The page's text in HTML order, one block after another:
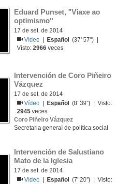
Eduard Punset, "Viaxe ao
optimismo"
17 de set. de 2014
Vídeo
Español
(37' 57'') |
Visto:2966 veces
Intervención de Coro Piñeiro
Vázquez
17 de set. de 2014
Vídeo
Español
(8' 39'') | Visto:
2945 veces
Coro Piñeiro Vázquez
Secretaria general de política social
Intervención de Salustiano
Mato de la Iglesia
17 de set. de 2014
Vídeo
Español
(7' 20'') | Visto: